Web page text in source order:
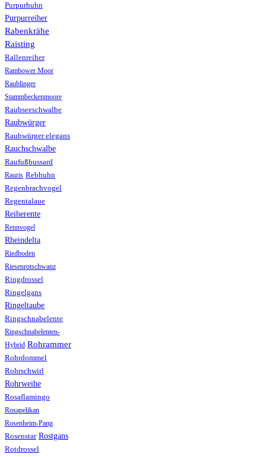
Purpurhuhn
Purpurreiher
Rabenkrähe
Raisting
Rallenreiher
Rambower Moor
Raublinger
Stammbeckenmoore
Raubseeschwalbe
Raubwürger
Raubwürger elegans
Rauchschwalbe
Raufußbussard
Rauris Rebhuhn
Regenbrachvogel
Regentalaue
Reiherente
Rennvogel
Rheindelta
Riedboden
Riesenrotschwanz
Ringdrossel
Ringelgans
Ringeltaube
Ringschnabelente
Ringschnabelenten-
Hybrid Rohrammer
Rohrdommel
Rohrschwirl
Rohrweihe
Rosaflamingo
Rosapelikan
Rosenheim-Pang
Rosenstar Rostgans
Rotdrossel